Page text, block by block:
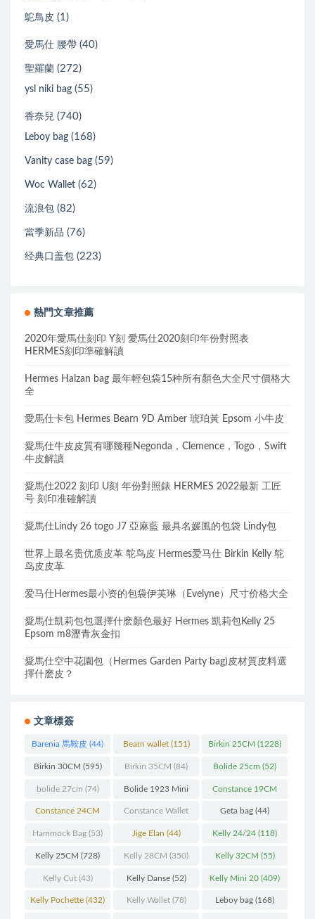
鴕鳥皮 (1)
愛馬仕 腰帶 (40)
聖羅蘭 (272)
ysl niki bag (55)
香奈兒 (740)
Leboy bag (168)
Vanity case bag (59)
Woc Wallet (62)
流浪包 (82)
當季新品 (76)
经典口盖包 (223)
熱門文章推薦
2020年愛馬仕刻印 Y刻 愛馬仕2020刻印年份對照表
HERMES刻印準確解讀
Hermes Halzan bag 最年輕包袋15种所有顏色大全尺寸價格大
全
愛馬仕卡包 Hermes Bearn 9D Amber 琥珀黃 Epsom 小牛皮
愛馬仕牛皮皮質有哪幾種Negonda，Clemence，Togo，Swift
牛皮解讀
愛馬仕2022 刻印 U刻 年份對照錶 HERMES 2022最新 工匠
号 刻印准確解讀
愛馬仕Lindy 26 togo J7 亞麻藍 最具名媛風的包袋 Lindy包
世界上最名贵优质皮革 鸵鸟皮 Hermes爱马仕 Birkin Kelly 鸵
鸟皮皮革
爱马仕Hermes最小资的包袋伊芙琳（Evelyne）尺寸价格大全
愛馬仕凱莉包包選擇什麽顏色最好 Hermes 凱莉包Kelly 25
Epsom m8瀝青灰金扣
愛馬仕空中花園包（Hermes Garden Party bag)皮材質皮料選
擇什麽皮？
文章標簽
Barenia 馬鞍皮 (44) Bearn wallet(151) Birkin 25CM (1228)
Birkin 30CM (595) Birkin 35CM (84) Bolide 25cm (52)
bolide 27cm (74) Bolide 1923 Mini
(93)
Constance 19CM
(571)
Constance 24CM
(216)
Constance Wallet
(60)
Geta bag (44)
Hammock Bag (53) Jige Elan (44) Kelly 24/24 (118)
Kelly 25CM (728) Kelly 28CM (350) Kelly 32CM (55)
Kelly Cut(43) Kelly Danse(52) Kelly Mini 20 (409)
Kelly Pochette (432) Kelly Wallet(78) Leboy bag (168)